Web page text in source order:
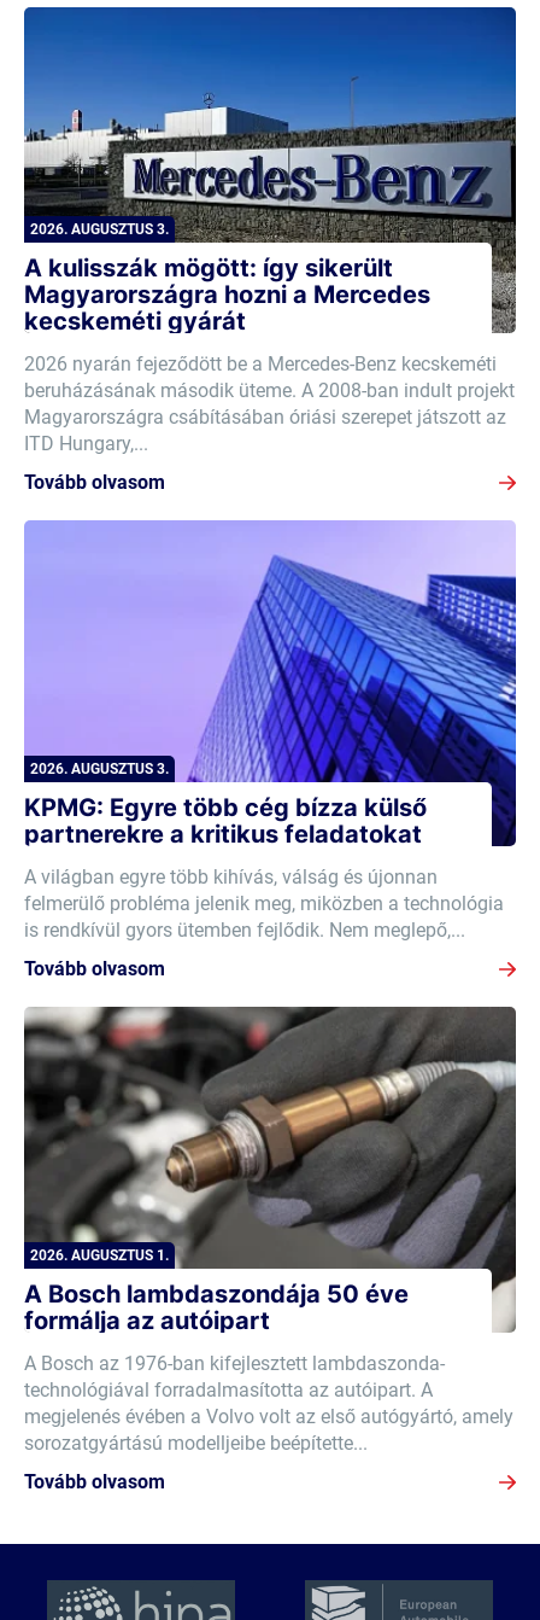
2026. AUGUSZTUS 3.
A kulisszák mögött: így sikerült
Magyarországra hozni a Mercedes
kecskeméti gyárát
2026 nyarán fejeződött be a Mercedes-Benz kecskeméti
beruházásának második üteme. A 2008-ban indult projekt
Magyarországra csábításában óriási szerepet játszott az
ITD Hungary,...
Tovább olvasom
2026. AUGUSZTUS 3.
KPMG: Egyre több cég bízza külső
partnerekre a kritikus feladatokat
A világban egyre több kihívás, válság és újonnan
felmerülő probléma jelenik meg, miközben a technológia
is rendkívül gyors ütemben fejlődik. Nem meglepő,...
Tovább olvasom
2026. AUGUSZTUS 1.
A Bosch lambdaszondája 50 éve
formálja az autóipart
A Bosch az 1976-ban kifejlesztett lambdaszonda-
technológiával forradalmasította az autóipart. A
megjelenés évében a Volvo volt az első autógyártó, amely
sorozatgyártású modelljeibe beépítette...
Tovább olvasom